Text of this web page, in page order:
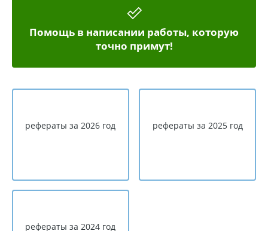
Помощь в написании работы, которую
точно примут!
рефераты за 2026 год рефераты за 2025 год
рефераты за 2024 год